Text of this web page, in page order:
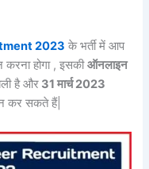
2023 के भर्ती में आप
होगा , इसकीऑनलाइन
है और 31 मार्च 2023
कर सकते हैं|